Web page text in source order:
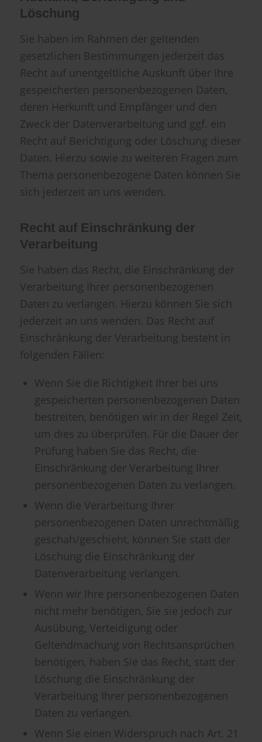
Löschung
Sie haben im Rahmen der geltenden
gesetzlichen Bestimmungen jederzeit das
Recht auf unentgeltliche Auskunft über Ihre
gespeicherten personenbezogenen Daten,
deren Herkunft und Empfänger und den
Zweck der Datenverarbeitung und ggf. ein
Recht auf Berichtigung oder Löschung dieser
Daten. Hierzu sowie zu weiteren Fragen zum
Thema personenbezogene Daten können Sie
sich jederzeit an uns wenden.
Recht auf Einschränkung der
Verarbeitung
Sie haben das Recht, die Einschränkung der
Verarbeitung Ihrer personenbezogenen
Daten zu verlangen. Hierzu können Sie sich
jederzeit an uns wenden. Das Recht auf
Einschränkung der Verarbeitung besteht in
folgenden Fällen:
Wenn Sie die Richtigkeit Ihrer bei uns
gespeicherten personenbezogenen Daten
bestreiten, benötigen wir in der Regel Zeit,
um dies zu überprüfen. Für die Dauer der
Prüfung haben Sie das Recht, die
Einschränkung der Verarbeitung Ihrer
personenbezogenen Daten zu verlangen.
Wenn die Verarbeitung Ihrer
personenbezogenen Daten unrechtmäßig
geschah/geschieht, können Sie statt der
Löschung die Einschränkung der
Datenverarbeitung verlangen.
Wenn wir Ihre personenbezogenen Daten
nicht mehr benötigen, Sie sie jedoch zur
Ausübung, Verteidigung oder
Geltendmachung von Rechtsansprüchen
benötigen, haben Sie das Recht, statt der
Löschung die Einschränkung der
Verarbeitung Ihrer personenbezogenen
Daten zu verlangen.
Wenn Sie einen Widerspruch nach Art. 21